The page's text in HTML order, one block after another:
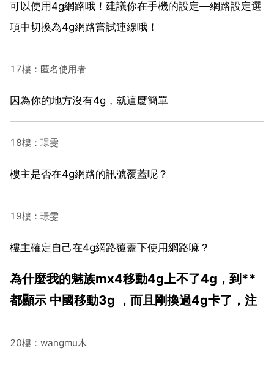
可以使用4g網路哦！建議你在手機的設定—網路設定選
項中切換為4g網路嘗試連線哦！
17樓：匿名使用者
因為你的地方沒有4g，就這麼簡單
18樓：璟雯
樓主是否在4g網路的訊號覆蓋呢？
19樓：璟雯
樓主確定自己在4g網路覆蓋下使用網路嘛？
為什麼我的魅族mx4移動4g上不了4g，到**
都顯示 中國移動3g ，而且剛換過4g卡了，注
20樓：wangmu木